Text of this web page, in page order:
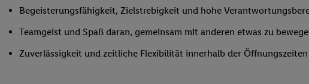
Begeisterungsfähigkeit, Zielstrebigkeit und hohe
Teamgeist und Spaß daran, gemeinsam mit anderen etwas zu
Zuverlässigkeit und zeitliche Flexibilität innerhalb der
zur technischen Sicherung und
bestehendes Lidl Plus-Konto
in gemeinsamer